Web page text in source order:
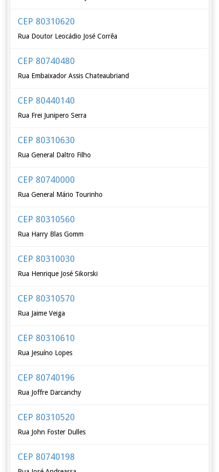
CEP 80310620
Rua Doutor Leocádio José Corrêa
CEP 80740480
Rua Embaixador Assis Chateaubriand
CEP 80440140
Rua Frei Junipero Serra
CEP 80310630
Rua General Daltro Filho
CEP 80740000
Rua General Mário Tourinho
CEP 80310560
Rua Harry Blas Gomm
CEP 80310030
Rua Henrique José Sikorski
CEP 80310570
Rua Jaime Veiga
CEP 80310610
Rua Jesuíno Lopes
CEP 80740196
Rua Joffre Darcanchy
CEP 80310520
Rua John Foster Dulles
CEP 80740198